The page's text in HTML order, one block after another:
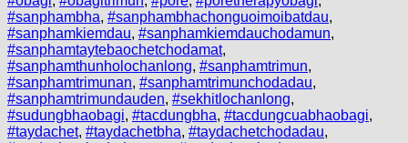
#sanphambha, #sanphambhachonguoimoibatdau,
#sanphamkiemdau, #sanphamkiemdauchodamun,
#sanphamtaytebaochetchodamat,
#sanphamthunholochanlong, #sanphamtrimun,
#sanphamtrimunan, #sanphamtrimunchodadau,
#sanphamtrimundauden, #sekhitlochanlong,
#sudungbhaobagi, #tacdungbha, #tacdungcuabhaobagi,
#taydachet, #taydachetbha, #taydachetchodadau,